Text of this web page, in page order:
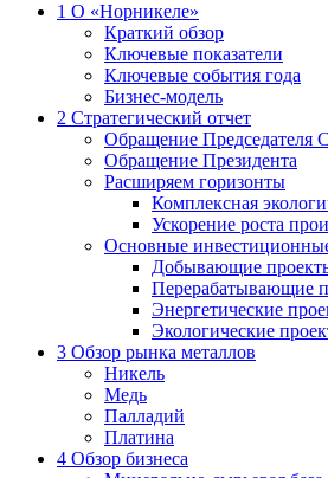
1 О «Норникеле»
Краткий обзор
Ключевые показатели
Ключевые события года
Бизнес-модель
2 Стратегический отчет
Обращение Председателя
Обращение Президента
Расширяем горизонты
Комплексная
Ускорение роста
Основные
Добывающие
Перерабатывающие
Энергетические
Экологические
3 Обзор рынка металлов
Никель
Медь
Палладий
Платина
4 Обзор бизнеса